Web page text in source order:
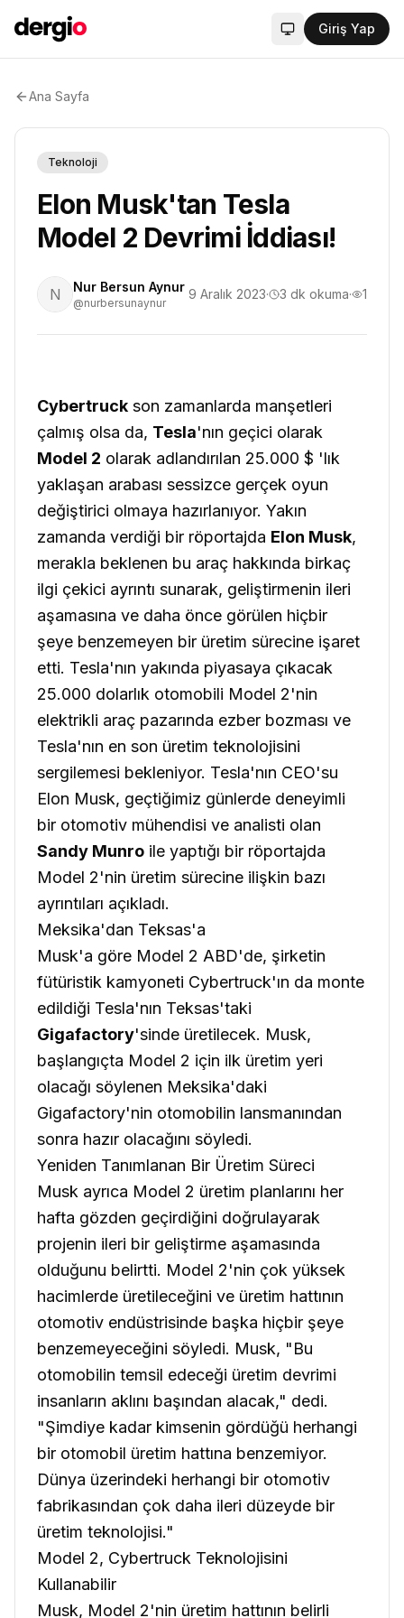
Sistem modu aktif
Giriş Yap
Ana Sayfa
Teknoloji
Elon Musk'tan Tesla
Model 2 Devrimi İddiası!
N Nur Bersun Aynur
@nurbersunaynur
9 Aralık 2023· 3 dk okuma· 1
Cybertruck son zamanlarda manşetleri
çalmış olsa da, Tesla'nın geçici olarak
Model 2 olarak adlandırılan 25.000 $ 'lık
yaklaşan arabası sessizce gerçek oyun
değiştirici olmaya hazırlanıyor. Yakın
zamanda verdiği bir röportajda Elon Musk,
merakla beklenen bu araç hakkında birkaç
ilgi çekici ayrıntı sunarak, geliştirmenin ileri
aşamasına ve daha önce görülen hiçbir
şeye benzemeyen bir üretim sürecine işaret
etti. Tesla'nın yakında piyasaya çıkacak
25.000 dolarlık otomobili Model 2'nin
elektrikli araç pazarında ezber bozması ve
Tesla'nın en son üretim teknolojisini
sergilemesi bekleniyor. Tesla'nın CEO'su
Elon Musk, geçtiğimiz günlerde deneyimli
bir otomotiv mühendisi ve analisti olan
Sandy Munro ile yaptığı bir röportajda
Model 2'nin üretim sürecine ilişkin bazı
ayrıntıları açıkladı.
Meksika'dan Teksas'a
Musk'a göre Model 2 ABD'de, şirketin
fütüristik kamyoneti Cybertruck'ın da monte
edildiği Tesla'nın Teksas'taki
Gigafactory'sinde üretilecek. Musk,
başlangıçta Model 2 için ilk üretim yeri
olacağı söylenen Meksika'daki
Gigafactory'nin otomobilin lansmanından
sonra hazır olacağını söyledi.
Yeniden Tanımlanan Bir Üretim Süreci
Musk ayrıca Model 2 üretim planlarını her
hafta gözden geçirdiğini doğrulayarak
projenin ileri bir geliştirme aşamasında
olduğunu belirtti. Model 2'nin çok yüksek
hacimlerde üretileceğini ve üretim hattının
otomotiv endüstrisinde başka hiçbir şeye
benzemeyeceğini söyledi. Musk, "Bu
otomobilin temsil edeceği üretim devrimi
insanların aklını başından alacak," dedi.
"Şimdiye kadar kimsenin gördüğü herhangi
bir otomobil üretim hattına benzemiyor.
Dünya üzerindeki herhangi bir otomotiv
fabrikasından çok daha ileri düzeyde bir
üretim teknolojisi."
Model 2, Cybertruck Teknolojisini
Kullanabilir
Musk, Model 2'nin üretim hattının belirli